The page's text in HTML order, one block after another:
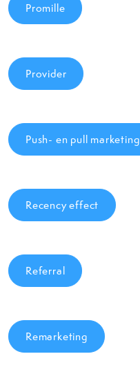
Promille
Provider
Push- en pull marketing
Recency effect
Referral
Remarketing